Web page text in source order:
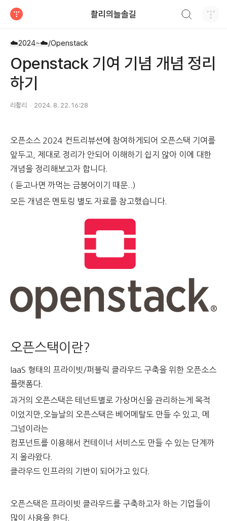
촬리의늘솔길
☁️2024~☁️/Openstack
Openstack 기여 기념 개념 정리
하기
리촬리 2024. 8. 22. 16:28
오픈소스 2024 컨트리뷰션에 참여하게되어 오픈스택 기여를
앞두고, 제대로 정리가 안되어 이해하기 쉽지 않아 이에 대한
개념을 정리해보고자 합니다.
( 듣고나면 까먹는 금붕어이기 때문..)
모든 개념은 멘토링 별도 자료를 참고했습니다.
오픈스택이란?
IaaS 형태의 프라이빗/퍼블릭 클라우드 구축을 위한 오픈소스
플랫폼다.
과거의 오픈스택은 테넌트별로 가상머신을 관리하는게 목적
이었지만,오늘날의 오픈스택은 베어메탈도 만들 수 있고, 메
그넘이라는
컴포넌트를 이용해서 컨테이너 서비스도 만들 수 있는 단계까
지 올라왔다.
클라우드 인프라의 기반이 되어가고 있다.
오픈스택은 프라이빗 클라우드를 구축하고자 하는 기업들이
많이 사용을 한다.